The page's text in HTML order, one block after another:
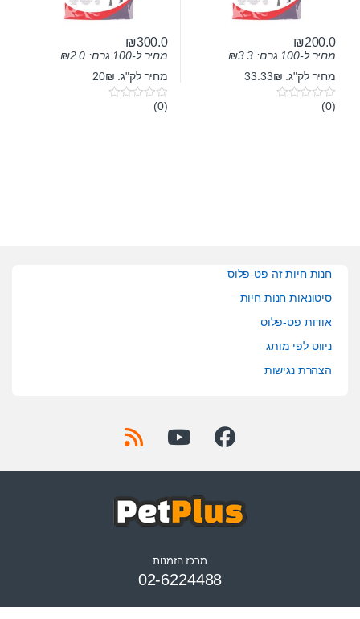
₪200.0
מחיר ל-100 גרם: ₪3.3
מחיר לק"ג: 33.33₪
0(0)
₪300.0
מחיר ל-100 גרם: ₪2.0
מחיר לק"ג: 20₪
0(0)
חנות חיות זה פט-פלוס
סיטונאות חנות חיות
אודות פט-פלוס
ניווט לפי מותג
הצהרת נגישות
מרכז הזמנות
02-6224488